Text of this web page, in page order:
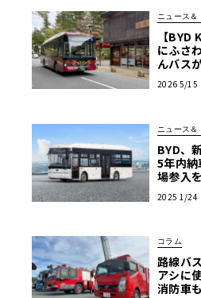
ニュース＆
【BYD
にふさ
んバス
2026 5/15
ニュース＆
BYD、
5年内納
場参入
2025 1/24
コラム
路線バ
アシに
消防車